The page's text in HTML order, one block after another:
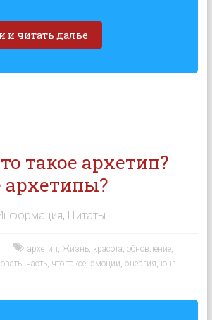
и читать далье
такое архетип?
архетипы?
, Цитаты
архетип, Жизнь, красота, обновление,
, часть, что такое, эмоции, энергия, юнг